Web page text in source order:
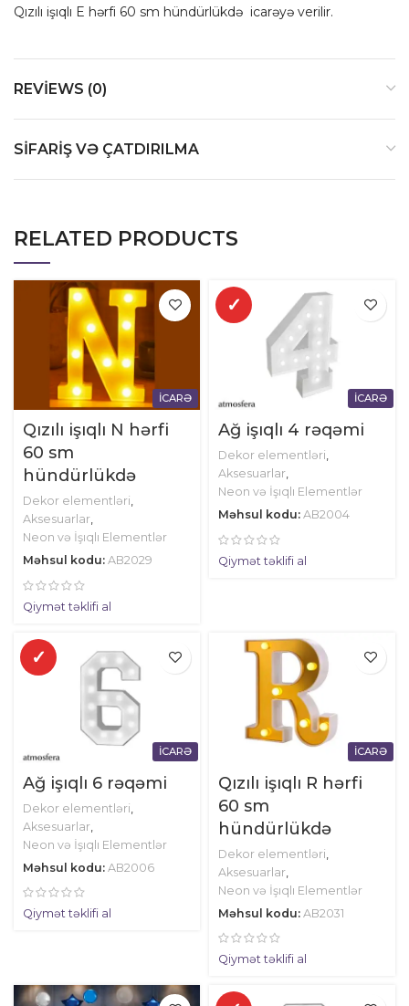
Qızılı işıqlı E hərfi 60 sm hündürlükdə icarəyə verilir.
REVIEWS (0)
SIFARIŞ VƏ ÇATDIRILMA
RELATED PRODUCTS
İCARƏ
Qızılı işıqlı N hərfi
60 sm
hündürlükdə
Dekor elementləri,
Aksesuarlar,
Neon və İşıqlı Elementlər
Məhsul kodu: AB2029
Qiymət təklifi al
İCARƏ
✓
Ağ işıqlı 4 rəqəmi
Dekor elementləri,
Aksesuarlar,
Neon və İşıqlı Elementlər
Məhsul kodu: AB2004
Qiymət təklifi al
İCARƏ
✓
Ağ işıqlı 6 rəqəmi
Dekor elementləri
Aksesuarlar
Neon və İşıqlı Elementlər
Məhsul kodu: AB2006
Qiymət təklifi al
İCARƏ
Qızılı işıqlı R hərfi
60 sm
hündürlükdə
Dekor elementləri
Aksesuarlar
Neon və İşıqlı Elementlər
Məhsul kodu: AB2031
Qiymət təklifi al